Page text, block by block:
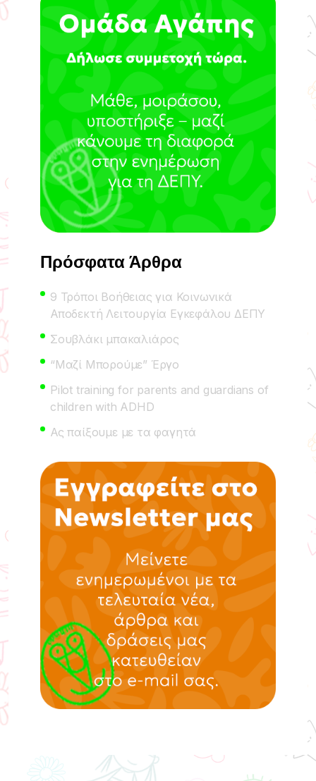
Πρόσφατα Άρθρα
9 Τρόποι Βοήθειας για Κοινωνικά
Αποδεκτή Λειτουργία Εγκεφάλου ΔΕΠΥ
Σουβλάκι μπακαλιάρος
“Μαζί Μπορούμε” Έργο
Pilot training for parents and guardians of
children with ADHD
Ας παίξουμε με τα φαγητά